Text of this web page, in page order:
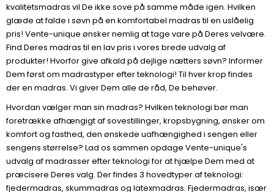
kvalitetsmadras vil De ikke sove på samme måde igen. Hvilken
glæde at falde i søvn på en komfortabel madras til en uslåelig
pris! Vente-unique ønsker nemlig at tage vare på Deres velvære.
Find Deres madras til en lav pris i vores brede udvalg af
produkter! Hvorfor give afkald på dejlige nætters søvn? Informer
Dem først om madrastyper efter teknologi! Til hver krop findes
der en madras. Vi giver Dem alle de råd, De behøver.
Hvordan vælger man sin madras? Hvilken teknologi bør man
foretrække afhængigt af sovestillinger, kropsbygning, ønsker om
komfort og fasthed, den ønskede uafhængighed i sengen eller
sengens størrelse? Lad os sammen opdage Vente-unique's
udvalg af madrasser efter teknologi for at hjælpe Dem med at
præcisere Deres valg. Der findes 3 hovedtyper af teknologi:
fjedermadras, skummadras og latexmadras. Fjedermadras, især